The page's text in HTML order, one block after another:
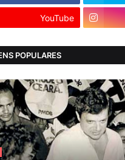
YouTube
POPULARES